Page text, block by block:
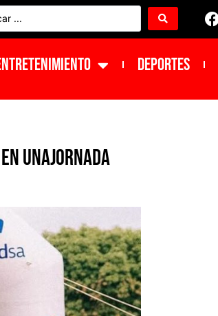
DEPORTES
unajornada